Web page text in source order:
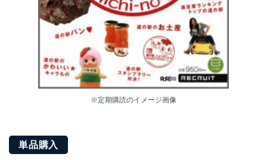
※定期購読のイメージ画像
単品購入